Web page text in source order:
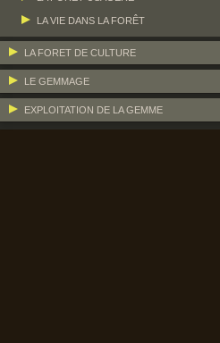
LA VIE DANS LA FORÊT
LA FORET DE CULTURE
LE GEMMAGE
EXPLOITATION DE LA GEMME